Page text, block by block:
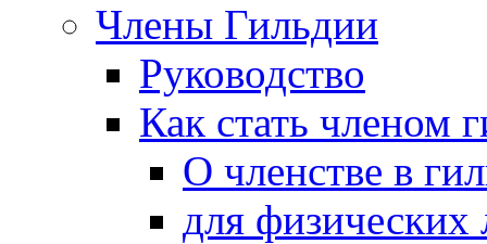
Члены Гильдии
Руководство
Как стать членом
О членстве в
для физических